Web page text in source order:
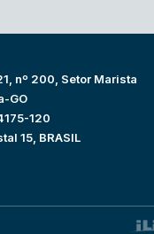
nº 200, Setor Marista
GO
120
15, BRASIL